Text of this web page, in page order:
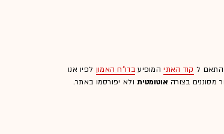
ל קוד האתיהמופיעבדו"ח האמון לפיו אנו
מסוננים בצורה אוטומטיתולא יפורסמו באתר.